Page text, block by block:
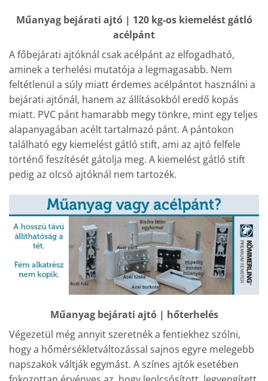
Műanyag bejárati ajtó | 120 kg-os kiemelést gátló
acélpánt
A főbejárati ajtóknál csak acélpánt az elfogadható,
aminek a terhelési mutatója a legmagasabb. Nem
feltétlenül a súly miatt érdemes acélpántot használni a
bejárati ajtónál, hanem az állításokból eredő kopás
miatt. PVC pánt hamarabb megy tönkre, mint egy teljes
alapanyagában acélt tartalmazó pánt. A pántokon
található egy kiemelést gátló stift, ami az ajtó felfele
történő feszítését gátolja meg. A kiemelést gátló stift
pedig az olcsó ajtóknál nem tartozék.
Műanyag bejárati ajtó | hőterhelés
Végezetül még annyit szeretnék a fentiekhez szólni,
hogy a hőmérsékletváltozással sajnos egyre melegebb
napszakok váltják egymást. A színes ajtók esetében